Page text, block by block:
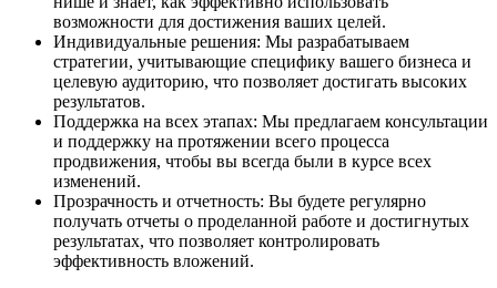
возможности для достижения ваших целей.
Индивидуальные решения: Мы разрабатываем
стратегии, учитывающие специфику вашего бизнеса и
целевую аудиторию, что позволяет достигать высоких
результатов.
Поддержка на всех этапах: Мы предлагаем консультации
и поддержку на протяжении всего процесса
продвижения, чтобы вы всегда были в курсе всех
изменений.
Прозрачность и отчетность: Вы будете регулярно
получать отчеты о проделанной работе и достигнутых
результатах, что позволяет контролировать
эффективность вложений.